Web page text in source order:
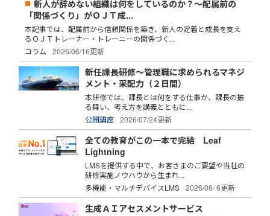
新人が辞めない組織は何をしているのか？～配属前の
「関係づくり」がＯＪＴ成...
本記事では、配属前から信頼関係を築き、新人の定着と成長を支え
るＯＪＴトレーナー・トレーニーの関係づく...
コラム
2026/06/16更新
新任課長研修～管理職に求められるマネジ
メント・采配力（２日間）
本研修では、課長とは何をする仕事か、課長の振
る舞い、考え方を講義とともに...
公開講座
2026/07/24更新
全ての教育がこの一本で完結 Leaf
Lightning
LMSを提供する中で、お客さまのご要望や当社の
研修実施ノウハウから生まれ...
多機能・マルチデバイスLMS
2026/08/ 6更新
生成ＡＩアセスメントサービス